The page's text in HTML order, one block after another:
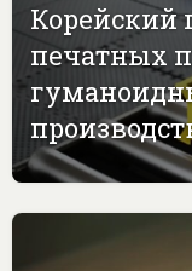
Корейский
печатных